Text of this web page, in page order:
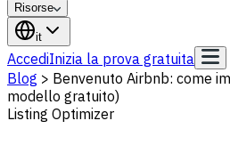
Risorse
it
AccediInizia la prova gratuita
Blog > Benvenuto Airbnb: come
modello gratuito)
Listing Optimizer